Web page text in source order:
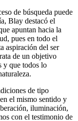
de búsqueda puede
Blay destacó el
apuntan hacia la
pues en todo el
aspiración del ser
de un objetivo
y que todos lo
de tipo
el mismo sentido y
iluminación,
con el testimonio de